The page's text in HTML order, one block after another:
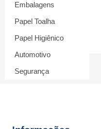
Embalagens
Papel Toalha
Papel Higiênico
Automotivo
Segurança
R$39,90